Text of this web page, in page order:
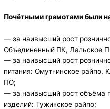
Почётными грамотами были
— за наивысший рост
Объединенный ПК, Лальское
— за наивысший рост
питания: Омутнинское райпо,
ПО;
— за наивысший рост объёма
изделий: Тужинское райпо;